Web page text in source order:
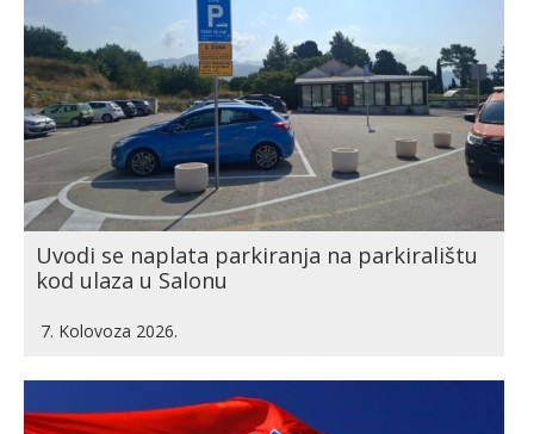
Uvodi se naplata parkiranja na parkiralištu
kod ulaza u Salonu
7. Kolovoza 2026.